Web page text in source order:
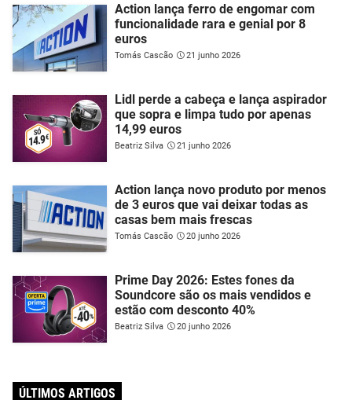
Action lança ferro de engomar com
funcionalidade rara e genial por 8
euros
Tomás Cascão 21 junho 2026
Lidl perde a cabeça e lança aspirador
que sopra e limpa tudo por apenas
14,99 euros
Beatriz Silva 21 junho 2026
Action lança novo produto por menos
de 3 euros que vai deixar todas as
casas bem mais frescas
Tomás Cascão 20 junho 2026
Prime Day 2026: Estes fones da
Soundcore são os mais vendidos e
estão com desconto 40%
Beatriz Silva 20 junho 2026
ÚLTIMOS ARTIGOS